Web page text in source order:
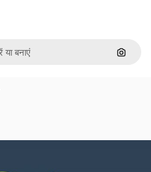
इमेज से